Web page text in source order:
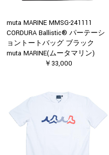
muta MARINE MMSG-241111
CORDURA Ballistic® パーテーシ
ョントートバッグ ブラック
muta MARINE(ムータマリン)
￥33,000